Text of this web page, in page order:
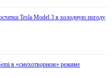
Tesla Model 3 в холодную погоду
в «смехотворном» режиме